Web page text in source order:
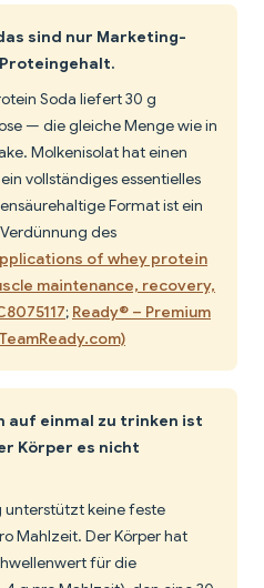
sind nur Marketing-
Soda liefert 30 g
— die gleiche Menge wie in
Molkenisolat hat einen
vollständiges essentielles
Format ist ein
des
of whey protein
maintenance, recovery,
; Ready® – Premium
auf einmal zu trinken ist
Körper es nicht
unterstützt keine feste
Mahlzeit. Der Körper hat
für die